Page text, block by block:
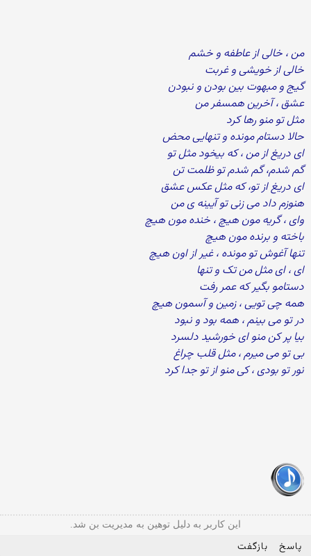
من ، خالی از عاطفه و خشم
خالی از خویشی و غربت
گیج و مبهوت بین بودن و نبودن
عشق ، آخرین همسفر من
مثل تو منو رها کرد
حالا دستام مونده و تنهایی محض
ای دریغ از من ، که بیخود مثل تو
گم شدم، گم شدم تو ظلمت تن
ای دریغ از تو، که مثل عکس عشق
هنوزم داد می زنی تو آیینه ی من
وای ، گریه مون هیچ ، خنده مون هیچ
باخته و برنده مون هیچ
تنها آغوش تو مونده ، غیر از اون هیچ
ای ، ای مثل من تک و تنها
دستامو بگیر که عمر رفت
همه چی تویی ، زمین و آسمون هیچ
در تو می بینم ، همه بود و نبود
بیا پر کن منو ای خورشید دلسرد
بی تو می میرم ، مثل قلب چراغ
نور تو بودی ، کی منو از تو جدا کرد
این کاربر به دلیل توهین به مدیریت بن شد.
پاسخ بازگفت